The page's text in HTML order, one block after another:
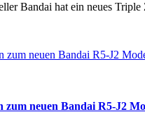
Bandai hat ein neues
neuen Bandai R5-J2